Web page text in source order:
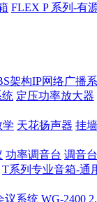
FLEX P 系列-有
架构IP网络广播
统 定压功率放大器
学 天花扬声器 挂
功率调音台 调音
T系列专业音箱-通
议系统 WG-2400